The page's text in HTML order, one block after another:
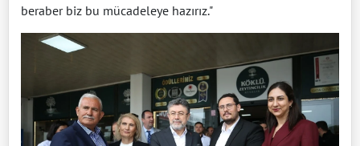
beraber biz bu mücadeleye hazırız."